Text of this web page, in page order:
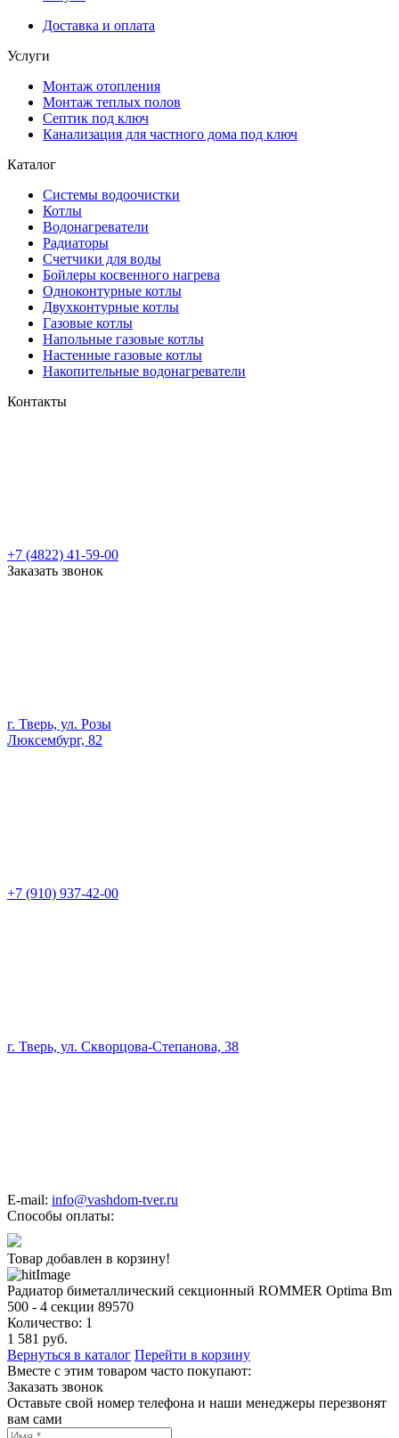
Доставка и оплата
Услуги
Монтаж отопления
Монтаж теплых полов
Септик под ключ
Канализация для частного дома под ключ
Каталог
Системы водоочистки
Котлы
Водонагреватели
Радиаторы
Cчетчики для воды
Бойлеры косвенного нагрева
Одноконтурные котлы
Двухконтурные котлы
Газовые котлы
Напольные газовые котлы
Настенные газовые котлы
Накопительные водонагреватели
Контакты
+7 (4822) 41-59-00
Заказать звонок
г. Тверь, ул. Розы
Люксембург, 82
+7 (910) 937-42-00
г. Тверь, ул. Скворцова-Степанова, 38
E-mail: info@vashdom-tver.ru
Способы оплаты:
Товар добавлен в корзину!
Радиатор биметаллический секционный ROMMER Optima Bm
500 - 4 секции 89570
Количество: 1
1 581 руб.
Вернуться в каталог Перейти в корзину
Вместе с этим товаром часто покупают:
Заказать звонок
Оставьте свой номер телефона и наши менеджеры перезвонят
вам сами